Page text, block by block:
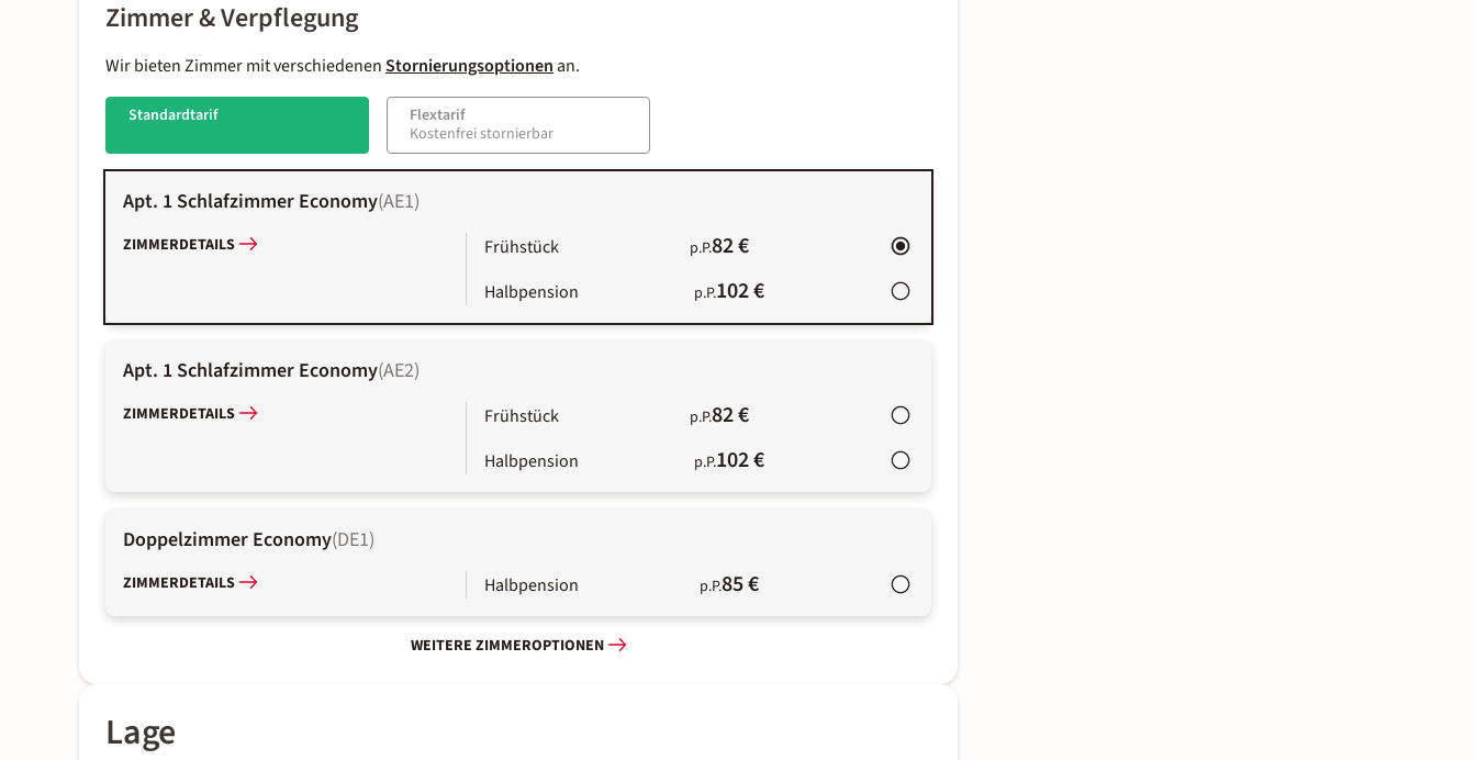
Zimmer & Verpflegung
Wir bieten Zimmer mit verschiedenenStornierungsoptionenan.
Standardtarif
Flextarif
Kostenfrei stornierbar
Apt. 1 Schlafzimmer Economy(AE1)
ZIMMERDETAILS Frühstück p.P.82 €
Halbpension p.P.102 €
Apt. 1 Schlafzimmer Economy(AE2)
ZIMMERDETAILS Frühstück p.P.82 €
Halbpension p.P.102 €
Doppelzimmer Economy(DE1)
ZIMMERDETAILS Halbpension p.P.85 €
WEITERE ZIMMEROPTIONEN
Lage